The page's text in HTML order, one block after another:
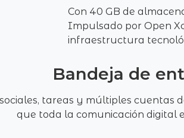
Con 40 GB de
Impulsado por Open
infraestructura
Bandeja de
tareas y múltiples cuentas
que toda la comunicación digital